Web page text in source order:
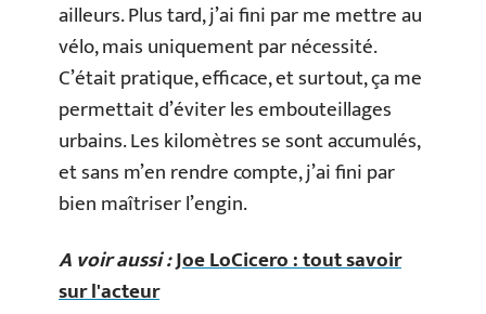
ailleurs. Plus tard, j’ai fini par me mettre au
vélo, mais uniquement par nécessité.
C’était pratique, efficace, et surtout, ça me
permettait d’éviter les embouteillages
urbains. Les kilomètres se sont accumulés,
et sans m’en rendre compte, j’ai fini par
bien maîtriser l’engin.
A voir aussi :Joe LoCicero : tout savoir
sur l'acteur